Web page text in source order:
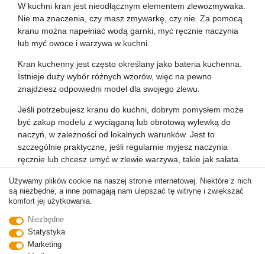
W kuchni kran jest nieodłącznym elementem zlewozmywaka.
Nie ma znaczenia, czy masz zmywarkę, czy nie. Za pomocą
kranu można napełniać wodą garnki, myć ręcznie naczynia
lub myć owoce i warzywa w kuchni.
Kran kuchenny jest często określany jako bateria kuchenna.
Istnieje duży wybór różnych wzorów, więc na pewno
znajdziesz odpowiedni model dla swojego zlewu.
Jeśli potrzebujesz kranu do kuchni, dobrym pomysłem może
być zakup modelu z wyciąganą lub obrotową wylewką do
naczyń, w zależności od lokalnych warunków. Jest to
szczególnie praktyczne, jeśli regularnie myjesz naczynia
ręcznie lub chcesz umyć w zlewie warzywa, takie jak sałata.
Bateria do łazienki
Podobnie jak w kuchni, kran jest oczywiście niezbędny
umywalce, aby bieżąca woda była zawsze dostępna do
mycia rąk i zębów. Oprócz tego, wanny są zazwyczaj
wyposażone w kran, dzięki czemu można łatwo wpuścić do
Używamy plików cookie na naszej stronie internetowej. Niektóre z nich
są niezbędne, a inne pomagają nam ulepszać tę witrynę i zwiększać
komfort jej użytkowania.
Niezbędne
Statystyka
Marketing